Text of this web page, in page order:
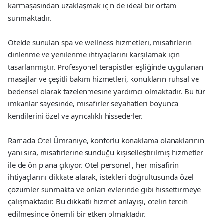
karmaşasından uzaklaşmak için de ideal bir ortam
sunmaktadır.
Otelde sunulan spa ve wellness hizmetleri, misafirlerin
dinlenme ve yenilenme ihtiyaçlarını karşılamak için
tasarlanmıştır. Profesyonel terapistler eşliğinde uygulanan
masajlar ve çeşitli bakım hizmetleri, konukların ruhsal ve
bedensel olarak tazelenmesine yardımcı olmaktadır. Bu tür
imkanlar sayesinde, misafirler seyahatleri boyunca
kendilerini özel ve ayrıcalıklı hissederler.
Ramada Otel Ümraniye, konforlu konaklama olanaklarının
yanı sıra, misafirlerine sunduğu kişiselleştirilmiş hizmetler
ile de ön plana çıkıyor. Otel personeli, her misafirin
ihtiyaçlarını dikkate alarak, istekleri doğrultusunda özel
çözümler sunmakta ve onları evlerinde gibi hissettirmeye
çalışmaktadır. Bu dikkatli hizmet anlayışı, otelin tercih
edilmesinde önemli bir etken olmaktadır.